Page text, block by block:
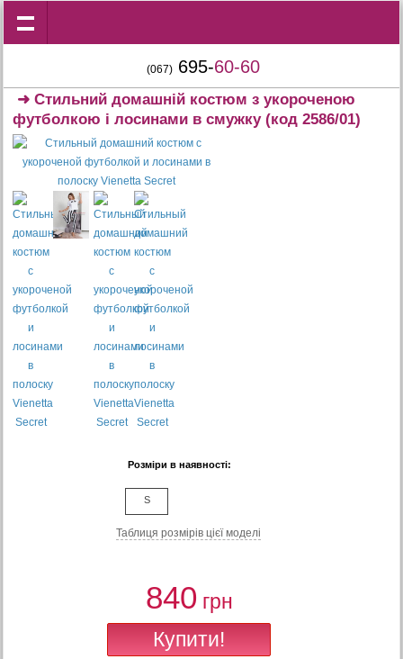
(067) 695-60-60
➜Стильний домашній костюм з укороченою
футболкою і лосинами в смужку(код 2586/01)
Розміри в наявності:
S
Таблиця розмiрiв цiєї моделi
840 грн